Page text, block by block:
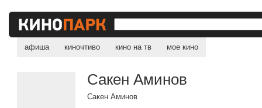
афиша киночтиво кино на тв мое кино
Сакен Аминов
Сакен Аминов